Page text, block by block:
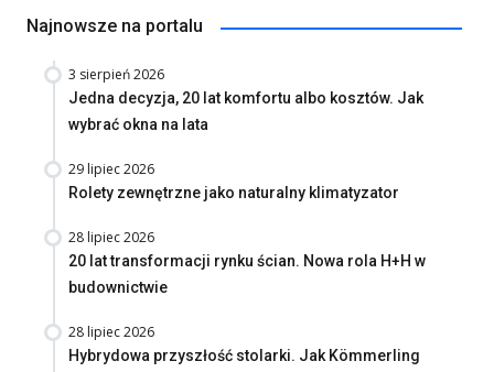
Najnowsze na portalu
3 sierpień 2026
Jedna decyzja, 20 lat komfortu albo kosztów. Jak
wybrać okna na lata
29 lipiec 2026
Rolety zewnętrzne jako naturalny klimatyzator
28 lipiec 2026
20 lat transformacji rynku ścian. Nowa rola H+H w
budownictwie
28 lipiec 2026
Hybrydowa przyszłość stolarki. Jak Kömmerling